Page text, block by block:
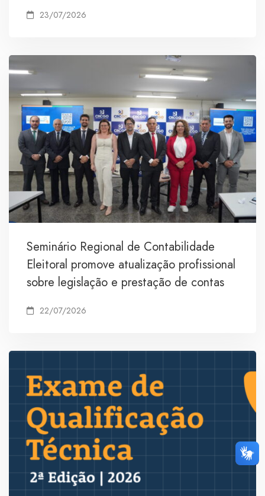
23/07/2026
Seminário Regional de Contabilidade
Eleitoral promove atualização profissional
sobre legislação e prestação de contas
22/07/2026